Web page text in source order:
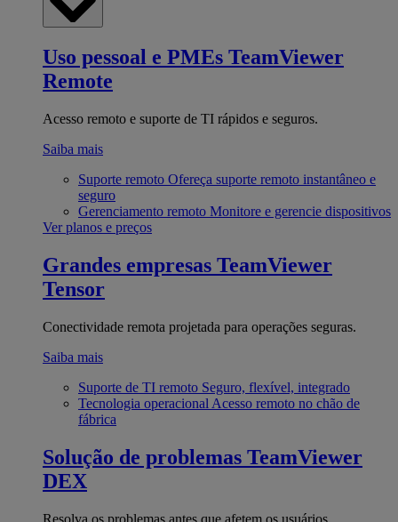
Uso pessoal e PMEs TeamViewer
Remote
Acesso remoto e suporte de TI rápidos e seguros.
Saiba mais
Suporte remoto Ofereça suporte remoto instantâneo e
seguro
Gerenciamento remoto Monitore e gerencie dispositivos
Ver planos e preços
Grandes empresas TeamViewer
Tensor
Conectividade remota projetada para operações seguras.
Saiba mais
Suporte de TI remoto Seguro, flexível, integrado
Tecnologia operacional Acesso remoto no chão de
fábrica
Solução de problemas TeamViewer
DEX
Resolva os problemas antes que afetem os usuários.